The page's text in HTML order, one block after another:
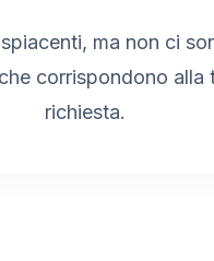
ma non ci
corrispondono alla
richiesta.